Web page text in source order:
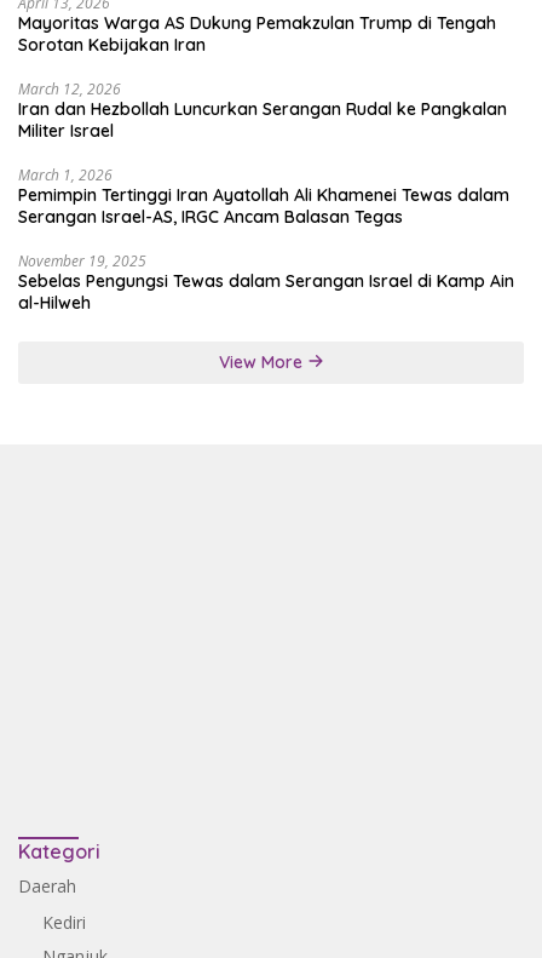
Mayoritas Warga AS Dukung Pemakzulan Trump di Tengah
Sorotan Kebijakan Iran
March 12, 2026
Iran dan Hezbollah Luncurkan Serangan Rudal ke Pangkalan
Militer Israel
March 1, 2026
Pemimpin Tertinggi Iran Ayatollah Ali Khamenei Tewas dalam
Serangan Israel-AS, IRGC Ancam Balasan Tegas
November 19, 2025
Sebelas Pengungsi Tewas dalam Serangan Israel di Kamp Ain
al-Hilweh
View More
Kategori
Daerah
Kediri